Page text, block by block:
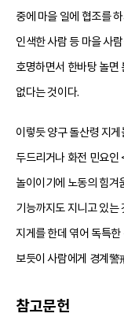
중에 마을 일에 협조를
인색한 사람 등 마을 사
호명하면서 한바탕 놀면
없다는 것이다.
이렇듯 양구 돌산령 지
두드리거나 화전 민요
놀이이기에 노동의 힘겨
기능까지도 지니고 있는
지게를 한데 엮어 독특
보듯이 사람에게 경계
참고문헌